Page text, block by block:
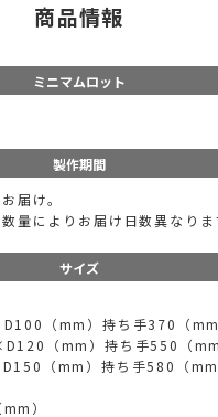
商品情報
ミニマムロット
製作期間
届け。
量によりお届け日数異なりま
サイズ
（mm）持ち手370（mm
（mm）持ち手550（mm
（mm）持ち手580（mm
）